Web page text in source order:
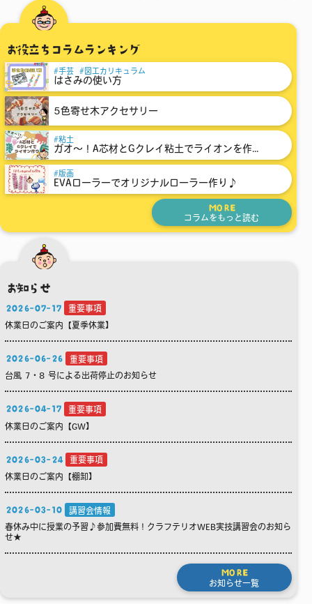
お役立ちコラムランキング
手芸 図工カリキュラム
はさみの使い方
5色寄せ木アクセサリー
粘土
ガオ～！A芯材とGクレイ粘土でライオンを作...
版画
EVAローラーでオリジナルローラー作り♪
MORE
コラムをもっと読む
お知らせ
2026-07-17
重要事項
休業日のご案内【夏季休業】
2026-06-26
重要事項
台風 7・8 号による出荷停止のお知らせ
2026-04-17
重要事項
休業日のご案内【GW】
2026-03-24
重要事項
休業日のご案内【棚卸】
2026-03-10
講習会情報
春休み中に授業の予習♪参加費無料！クラフテリオWEB実技講習会のお知ら
せ★
MORE
お知らせ一覧